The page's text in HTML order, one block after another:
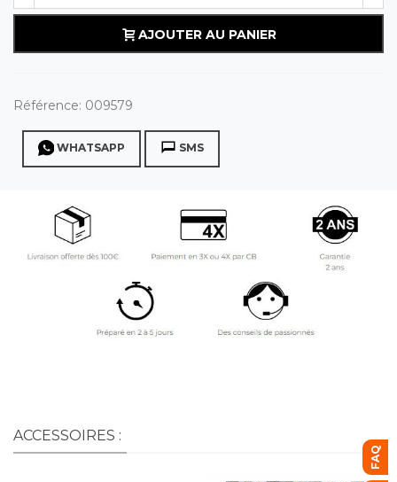
AJOUTER AU PANIER
Référence: 009579
WHATSAPP SMS
ACCESSOIRES :
FAQ